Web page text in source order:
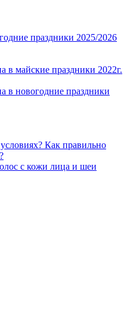
праздники 2025/2026
в майские праздники 2022г.
в новогодние праздники
Как правильно
с кожи лица и шеи